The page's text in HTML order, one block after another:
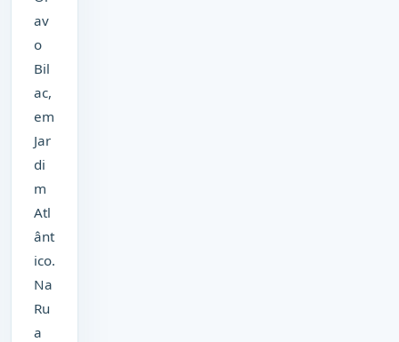
av
o
Bil
ac,
em
Jar
di
m
Atl
ânt
ico.
Na
Ru
a